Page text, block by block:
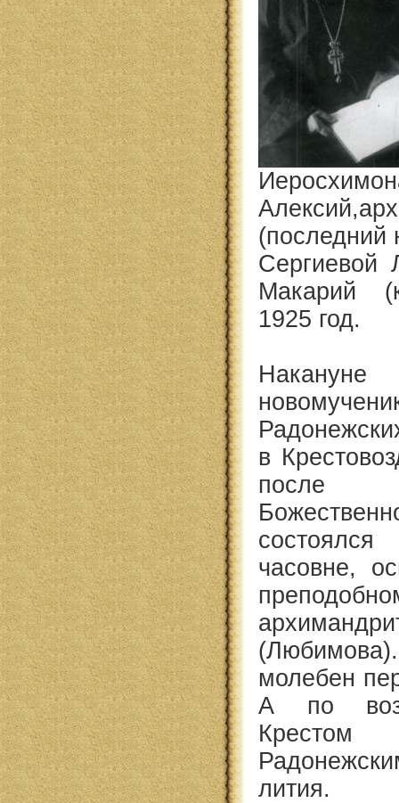
(последний
Сергиевой
Макарий
1925 год.
в
после
часовне,
молебен
А по
Крестом
лития.